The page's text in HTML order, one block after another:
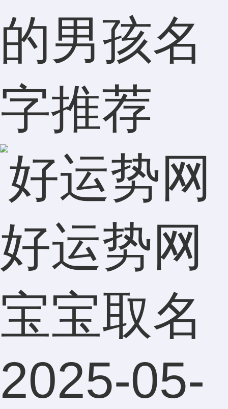
的男孩名
字推荐
好运势网
宝宝取名
2025-05-